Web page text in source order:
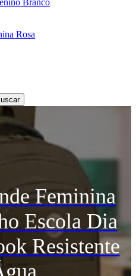
Rosa
Feminina
Escola Dia
Resistente